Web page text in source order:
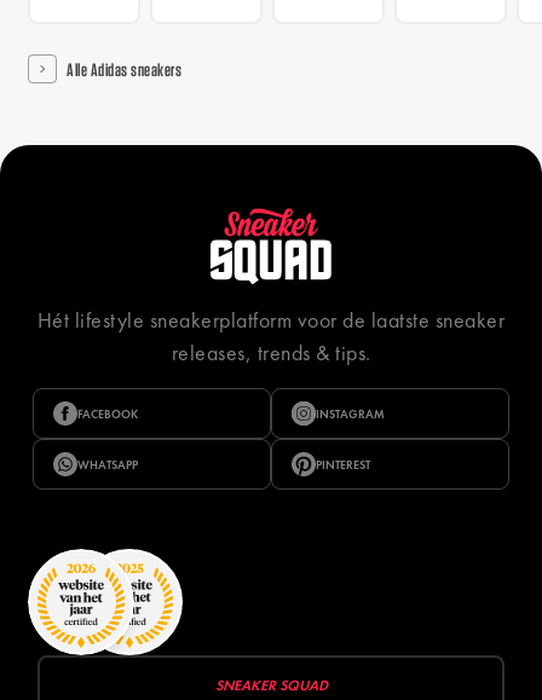
Alle Adidas sneakers
Hét lifestyle sneakerplatform voor de laatste sneaker
releases, trends & tips.
FACEBOOK INSTAGRAM
WHATSAPP PINTEREST
SNEAKER SQUAD